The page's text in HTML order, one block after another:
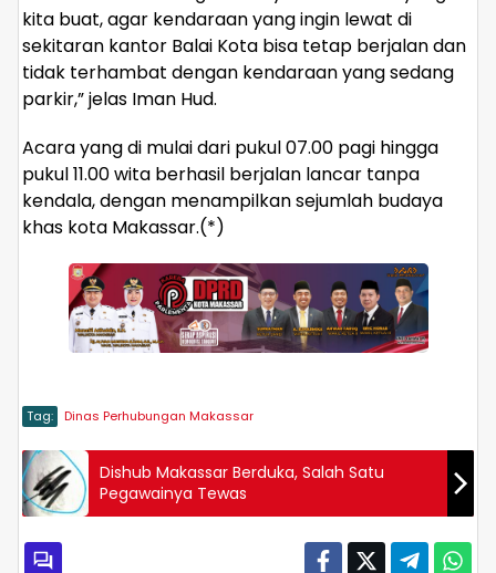
kita buat, agar kendaraan yang ingin lewat di
sekitaran kantor Balai Kota bisa tetap berjalan dan
tidak terhambat dengan kendaraan yang sedang
parkir,” jelas Iman Hud.
Acara yang di mulai dari pukul 07.00 pagi hingga
pukul 11.00 wita berhasil berjalan lancar tanpa
kendala, dengan menampilkan sejumlah budaya
khas kota Makassar.(*)
Tag: Dinas Perhubungan Makassar
Dishub Makassar Berduka, Salah Satu
Pegawainya Tewas